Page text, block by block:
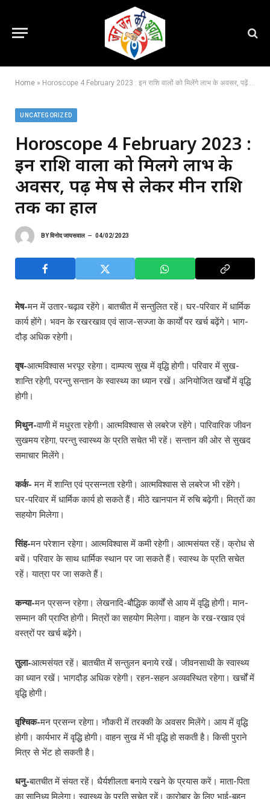
Home » Horoscope 4 February 2023 : इन राशि वालों को मिलेंगे लाभ के अवसर, पढ़ें मेष से लेकर मीन राशि तक का हाल
UNCATEGORIZED
Horoscope 4 February 2023 :
इन राशि वालों को मिलेंगे लाभ के
अवसर, पढ़ें मेष से लेकर मीन राशि
तक का हाल
BYविनोद जायसवाल 04/02/2023
मेष-मन में उतार-चढ़ाव रहेंगे। बातचीत में सन्तुलित रहें। घर-परिवार में धार्मिक
कार्य होंगे। भवन के रखरखाव एवं साज-सज्जा के कार्यों पर खर्च बढ़ेंगे। भाग-
दौड़ अधिक रहेगी।
वृष-आत्मविश्वास भरपूर रहेगा। दाम्पत्य सुख में वृद्धि होगी। परिवार में सुख-
शान्ति रहेगी, परन्तु सन्तान के स्वास्थ्य का ध्यान रखें। अनियोजित खर्चों में वृद्धि
होगी।
मिथुन-वाणी में मधुरता रहेगी। आत्मविश्वास से लबरेज रहेंगे। पारिवारिक जीवन
सुखमय रहेगा, परन्तु स्वास्थ्य के प्रति सचेत भी रहें। सन्तान की ओर से सुखद
समाचार मिलेंगे।
कर्क- मन में शान्ति एवं प्रसन्नता रहेगी। आत्मविश्वास से लबरेज भी रहेंगे।
घर-परिवार में धार्मिक कार्य हो सकते हैं। मीठे खानपान में रुचि बढ़ेगी। मित्रों का
सहयोग मिलेगा।
सिंह-मन परेशान रहेगा। आत्मविश्वास में कमी रहेगी। आत्मसंयत रहें। क्रोध से
बचें। परिवार के साथ धार्मिक स्थान पर जा सकते हैं। स्वास्थ के प्रति सचेत
रहें। यात्रा पर जा सकते हैं।
कन्या-मन प्रसन्न रहेगा। लेखनादि-बौद्धिक कार्यों से आय में वृद्धि होगी। मान-
सम्मान की प्राप्ति होगी। मित्रों का सहयोग मिलेगा। वाहन के रख-रखाव एवं
वस्त्रों पर खर्च बढ़ेंगे।
तुला-आत्मसंयत रहें। बातचीत में सन्तुलन बनाये रखें। जीवनसाथी के स्वास्थ्य
का ध्यान रखें। भागदौड़ अधिक रहेगी। रहन-सहन अव्यवस्थित रहेगा। खर्चों में
वृद्धि होगी।
वृश्चिक-मन प्रसन्न रहेगा। नौकरी में तरक्की के अवसर मिलेंगे। आय में वृद्धि
होगी। कार्यभार में वृद्धि होगी। वाहन सुख में भी वृद्धि हो सकती है। किसी पुराने
मित्र से भेंट हो सकती है।
धनु-बातचीत में संयत रहें। धैर्यशीलता बनाये रखने के प्रयास करें। माता-पिता
का सानिध्य मिलेगा। स्वास्थ्य के प्रति सचेत रहें। कारोबार के लिए भाई-बहन